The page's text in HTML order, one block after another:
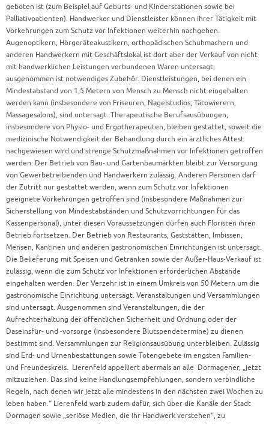
geboten ist (zum Beispiel auf Geburts- und Kinderstationen sowie bei
Palliativpatienten). Handwerker und Dienstleister können ihrer Tätigkeit mit
Vorkehrungen zum Schutz vor Infektionen weiterhin nachgehen.
Augenoptikern, Hörgeräteakustikern, orthopädischen Schuhmachern und
anderen Handwerkern mit Geschäftslokal ist dort aber der Verkauf von nicht
mit handwerklichen Leistungen verbundenen Waren untersagt;
ausgenommen ist notwendiges Zubehör. Dienstleistungen, bei denen ein
Mindestabstand von 1,5 Metern von Mensch zu Mensch nicht eingehalten
werden kann (insbesondere von Friseuren, Nagelstudios, Tätowierern,
Massagesalons), sind untersagt. Therapeutische Berufsausübungen,
insbesondere von Physio- und Ergotherapeuten, bleiben gestattet, soweit die
medizinische Notwendigkeit der Behandlung durch ein ärztliches Attest
nachgewiesen wird und strenge Schutzmaßnahmen vor Infektionen getroffen
werden. Der Betrieb von Bau- und Gartenbaumärkten bleibt zur Versorgung
von Gewerbetreibenden und Handwerkern zulässig. Anderen Personen darf
der Zutritt nur gestattet werden, wenn zum Schutz vor Infektionen
geeignete Vorkehrungen getroffen sind (insbesondere Maßnahmen zur
Sicherstellung von Mindestabständen und Schutzvorrichtungen für das
Kassenpersonal), unter diesen Voraussetzungen dürfen auch Floristen ihren
Betrieb fortsetzen. Der Betrieb von Restaurants, Gaststätten, Imbissen,
Mensen, Kantinen und anderen gastronomischen Einrichtungen ist untersagt.
Die Belieferung mit Speisen und Getränken sowie der Außer-Haus-Verkauf ist
zulässig, wenn die zum Schutz vor Infektionen erforderlichen Abstände
eingehalten werden. Der Verzehr ist in einem Umkreis von 50 Metern um die
gastronomische Einrichtung untersagt. Veranstaltungen und Versammlungen
sind untersagt. Ausgenommen sind Veranstaltungen, die der
Aufrechterhaltung der öffentlichen Sicherheit und Ordnung oder der
Daseinsfür- und -vorsorge (insbesondere Blutspendetermine) zu dienen
bestimmt sind. Versammlungen zur Religionsausübung unterbleiben. Zulässig
sind Erd- und Urnenbestattungen sowie Totengebete im engsten Familien-
und Freundeskreis. Lierenfeld appelliert abermals an alle Dormagener, „jetzt
mitzuziehen. Das sind keine Handlungsempfehlungen, sondern verbindliche
Regeln, nach denen wir jetzt alle mindestens in den nächsten zwei Wochen zu
leben haben.“ Lierenfeld warb zudem dafür, sich über die Kanäle der Stadt
Dormagen sowie „seriöse Medien, die ihr Handwerk verstehen“, zu